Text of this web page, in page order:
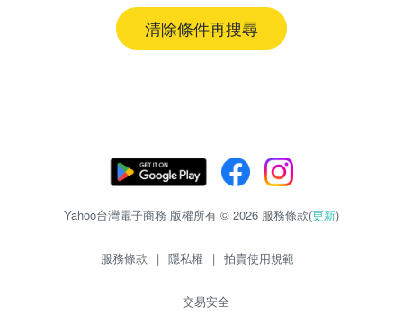
清除條件再搜尋
Yahoo台灣電子商務 版權所有 © 2026 服務條款(更新)
服務條款 | 隱私權 | 拍賣使用規範
交易安全